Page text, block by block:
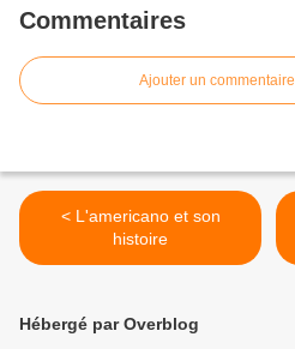
Commentaires
Ajouter un commentaire
< L'americano et son
histoire
Hébergé par Overblog